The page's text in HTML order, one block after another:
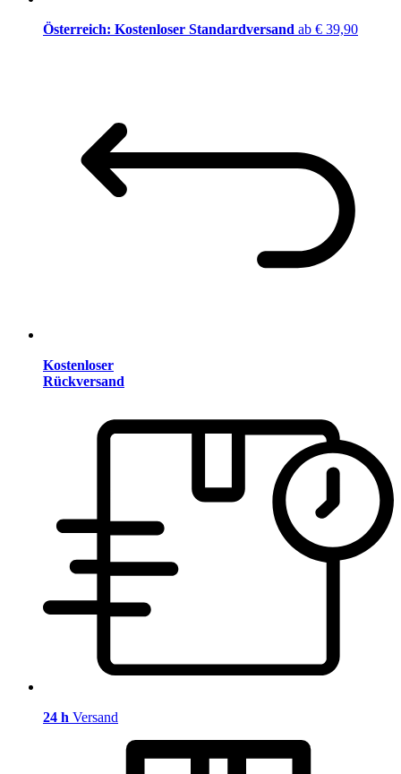
Österreich: Kostenloser Standardversand ab € 39,90
Kostenloser
Rückversand
24 h Versand